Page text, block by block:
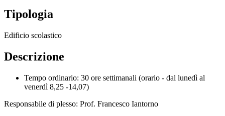
Tipologia
Edificio scolastico
Descrizione
Tempo ordinario: 30 ore settimanali (orario - dal lunedì al
venerdì 8,25 -14,07)
Responsabile di plesso: Prof. Francesco Iantorno